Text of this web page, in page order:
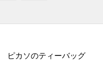
ピカソのティーバッグ